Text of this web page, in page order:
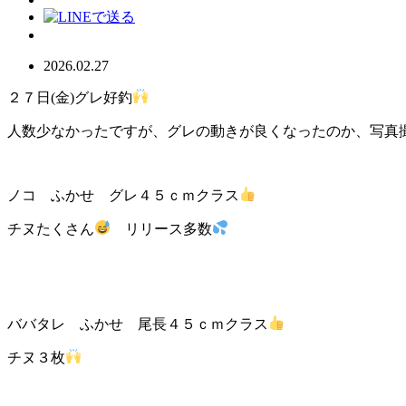
2026.02.27
２７日(金)グレ好釣
人数少なかったですが、グレの動きが良くなったのか、写真
ノコ ふかせ グレ４５ｃｍクラス
チヌたくさん リリース多数
ババタレ ふかせ 尾長４５ｃｍクラス
チヌ３枚